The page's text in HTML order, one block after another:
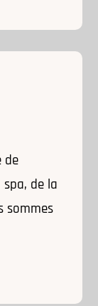
de
de la
sommes